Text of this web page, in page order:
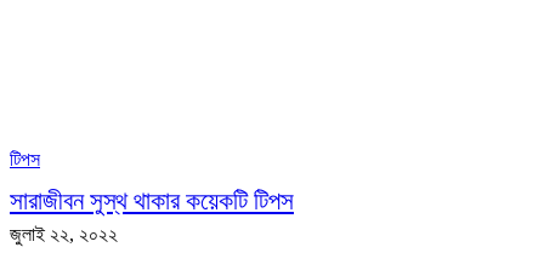
টিপস
সারাজীবন সুস্থ থাকার কয়েকটি টিপস
জুলাই ২২, ২০২২